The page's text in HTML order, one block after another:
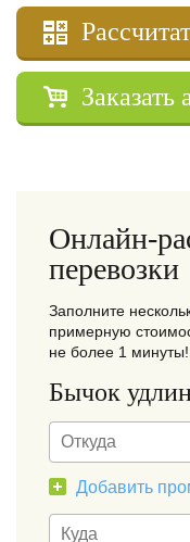
Заказать
Онлайн-
перевозки
Заполните
примерную
не более 1 минуты!
Бычок
Добавить